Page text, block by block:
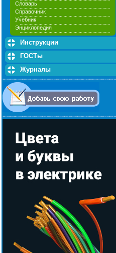
Словарь
Справочник
Учебник
Энциклопедия
Инструкции
ГОСТы
Журналы